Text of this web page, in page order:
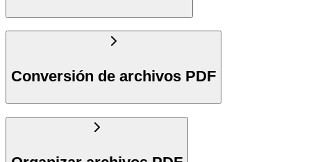
Conversión de archivos PDF